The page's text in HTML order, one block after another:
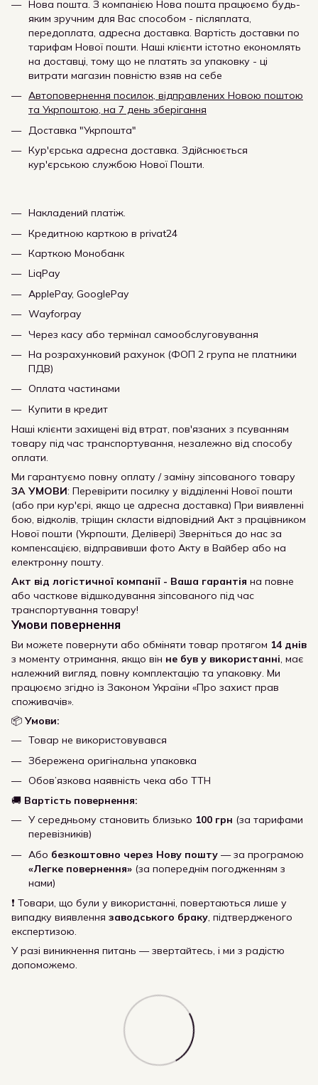
Нова пошта. З компанією Нова пошта працюємо будь-
яким зручним для Вас способом - післяплата,
передоплата, адресна доставка. Вартість доставки по
тарифам Нової пошти. Наші клієнти істотно економлять
на доставці, тому що не платять за упаковку - ці
витрати магазин повністю взяв на себе
Автоповернення посилок, відправлених Новою поштою
та Укрпоштою, на 7 день зберігання
Доставка "Укрпошта"
Кур'єрська адресна доставка. Здійснюється
кур'єрською службою Нової Пошти.
Накладений платіж.
Кредитною карткою в privat24
Карткою Монобанк
LiqPay
ApplePay, GooglePay
Wayforpay
Через касу або термінал самообслуговування
На розрахунковий рахунок (ФОП 2 група не платники
ПДВ)
Оплата частинами
Купити в кредит
Наші клієнти захищені від втрат, пов'язаних з псуванням
товару під час транспортування, незалежно від способу
оплати.
Ми гарантуємо повну оплату / заміну зіпсованого товару
ЗА УМОВИ: Перевірити посилку у відділенні Нової пошти
(або при кур'єрі, якщо це адресна доставка) При виявленні
бою, відколів, тріщин скласти відповідний Акт з працівником
Нової пошти (Укрпошти, Делівері) Зверніться до нас за
компенсацією, відправивши фото Акту в Вайбер або на
електронну пошту.
Акт від логістичної компанії - Ваша гарантія на повне
або часткове відшкодування зіпсованого під час
транспортування товару!
Умови повернення
Ви можете повернути або обміняти товар протягом 14 днів
з моменту отримання, якщо він не був у використанні, має
належний вигляд, повну комплектацію та упаковку. Ми
працюємо згідно із Законом України «Про захист прав
споживачів».
📦 Умови:
Товар не використовувався
Збережена оригінальна упаковка
Обов’язкова наявність чека або ТТН
🚚 Вартість повернення:
У середньому становить близько 100 грн (за тарифами
перевізників)
Або безкоштовно через Нову пошту — за програмою
«Легке повернення» (за попереднім погодженням з
нами)
❗ Товари, що були у використанні, повертаються лише у
випадку виявлення заводського браку, підтвердженого
експертизою.
У разі виникнення питань — звертайтесь, і ми з радістю
допоможемо.